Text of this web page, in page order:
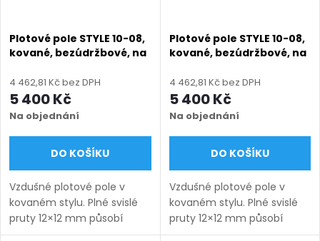
Plotové pole STYLE 10-08,
kované, bezúdržbové, na
mm, výška 450–1750
mm), antracit RAL 7016
matná
4 462,81 Kč bez DPH
5 400 Kč
Na objednání
DO KOŠÍKU
Vzdušné plotové pole v
kovaném stylu. Plné svislé
pruty 12×12 mm působí
lehce a nadčasově.
Plotové pole STYLE 10-08,
kované, bezúdržbové, na
mm, výška 450–1750
mm), černá RAL 9005
matná
4 462,81 Kč bez DPH
5 400 Kč
Na objednání
DO KOŠÍKU
Vzdušné plotové pole v
kovaném stylu. Plné svislé
pruty 12×12 mm působí
lehce a nadčasově.